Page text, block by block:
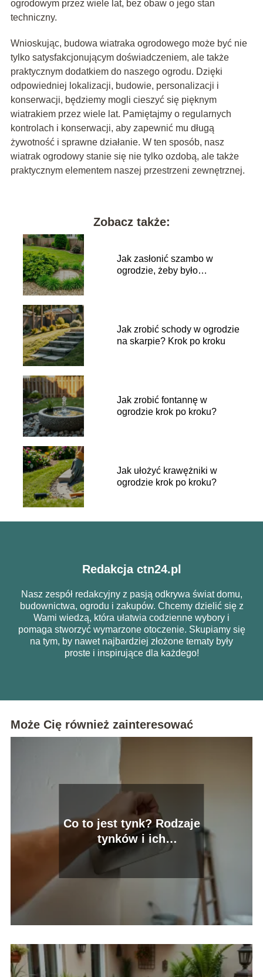
ogrodowym przez wiele lat, bez obaw o jego stan
techniczny.
Wnioskując, budowa wiatraka ogrodowego może być nie
tylko satysfakcjonującym doświadczeniem, ale także
praktycznym dodatkiem do naszego ogrodu. Dzięki
odpowiedniej lokalizacji, budowie, personalizacji i
konserwacji, będziemy mogli cieszyć się pięknym
wiatrakiem przez wiele lat. Pamiętajmy o regularnych
kontrolach i konserwacji, aby zapewnić mu długą
żywotność i sprawne działanie. W ten sposób, nasz
wiatrak ogrodowy stanie się nie tylko ozdobą, ale także
praktycznym elementem naszej przestrzeni zewnętrznej.
Zobacz także:
Jak zasłonić szambo w
ogrodzie, żeby było
Jak zrobić schody w ogrodzie
na skarpie? Krok po kroku
Jak zrobić fontannę w
ogrodzie krok po kroku?
Jak ułożyć krawężniki w
ogrodzie krok po kroku?
Redakcja ctn24.pl
Nasz zespół redakcyjny z pasją odkrywa świat domu,
budownictwa, ogrodu i zakupów. Chcemy dzielić się z
Wami wiedzą, która ułatwia codzienne wybory i
pomaga stworzyć wymarzone otoczenie. Skupiamy się
na tym, by nawet najbardziej złożone tematy były
proste i inspirujące dla każdego!
Może Cię również zainteresować
Co to jest tynk? Rodzaje
tynków i ich
zastosowanie